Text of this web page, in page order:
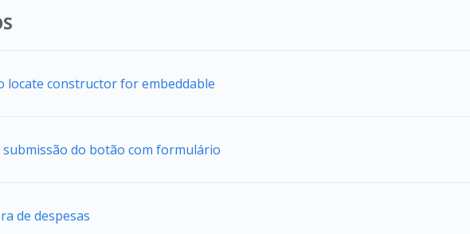
locate constructor for embeddable
do botão com formulário
de despesas